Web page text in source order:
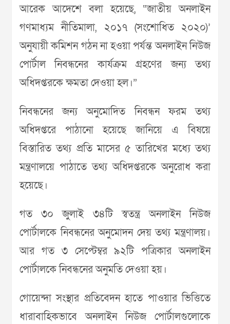
আরেক আদেশে বলা হয়েছে, “জাতীয় অনলাইন
গণমাধ্যম নীতিমালা, ২০১৭ (সংশোধিত ২০২০)’
অনুযায়ী কমিশন গঠন না হওয়া পর্যন্ত অনলাইন নিউজ
পোর্টাল নিবন্ধনের কার্যক্রম গ্রহণের জন্য তথ্য
অধিদপ্তরকে ক্ষমতা দেওয়া হল।”
নিবন্ধনের জন্য অনুমোদিত নিবন্ধন ফরম তথ্য
অধিদপ্তরে পাঠানো হয়েছে জানিয়ে এ বিষয়ে
বিস্তারিত তথ্য প্রতি মাসের ৫ তারিখের মধ্যে তথ্য
মন্ত্রণালয়ে পাঠাতে তথ্য অধিদপ্তরকে অনুরোধ করা
হয়েছে।
গত ৩০ জুলাই ৩৪টি স্বতন্ত্র অনলাইন নিউজ
পোর্টালকে নিবন্ধনের অনুমোদন দেয় তথ্য মন্ত্রণালয়।
আর গত ৩ সেপ্টেম্বর ৯২টি পত্রিকার অনলাইন
পোর্টালকে নিবন্ধনের অনুমতি দেওয়া হয়।
গোয়েন্দা সংস্থার প্রতিবেদন হাতে পাওয়ার ভিত্তিতে
ধারাবাহিকভাবে অনলাইন নিউজ পোর্টালগুলোকে